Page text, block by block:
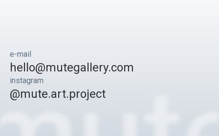
e-mail
hello@mutegallery.com
instagram
@mute.art.project